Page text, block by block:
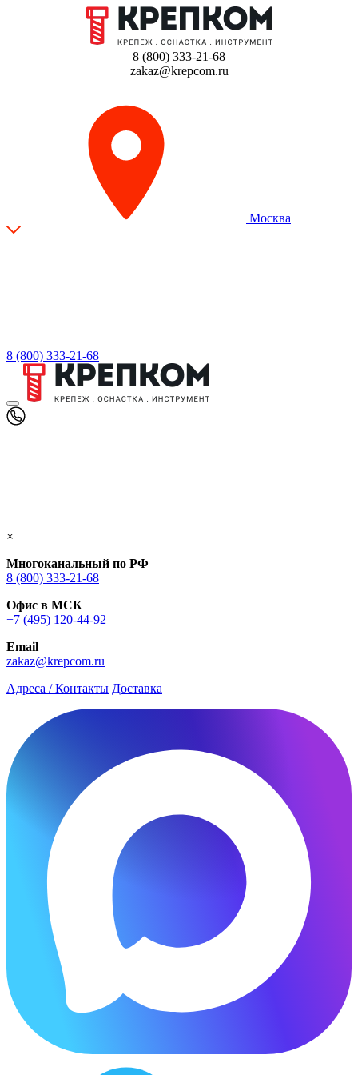
8 (800) 333-21-68
zakaz@krepcom.ru
Москва
8 (800) 333-21-68
×
Многоканальный по РФ
8 (800) 333‑21-68
Офис в МСК
+7 (495) 120-44-92
Email
zakaz@krepcom.ru
Адреса / Контакты Доставка